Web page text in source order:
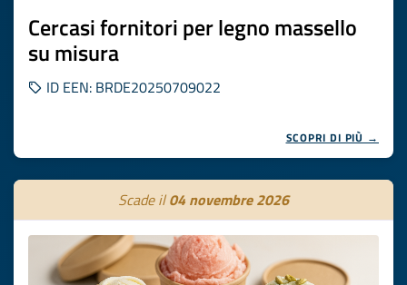
Cercasi fornitori per legno massello
su misura
ID EEN: BRDE20250709022
SCOPRI DI PIÙ →
Scade il04 novembre 2026